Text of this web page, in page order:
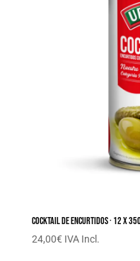
Cocktail de encurtidos · 12 x
24,00€ IVA Incl.